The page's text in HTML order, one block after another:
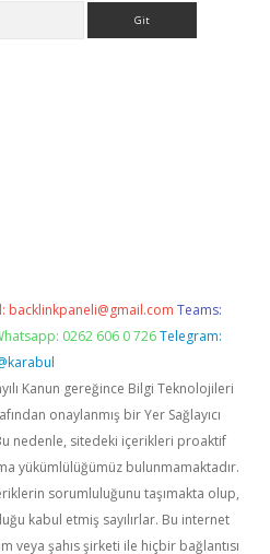
backlinkpaneli@gmail.com Teams:
0262 606 0 726 Telegram:
Kanun gereğince Bilgi Teknolojileri
onaylanmış bir Yer Sağlayıcı
nedenle, sitedeki içerikleri proaktif
yükümlülüğümüz bulunmamaktadır.
sorumluluğunu taşımakta olup,
kabul etmiş sayılırlar. Bu internet
veya şahıs şirketi ile hiçbir bağlantısı